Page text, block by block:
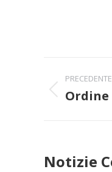
Naviga
tra
post
PRECEDENTE
Post
Notizie